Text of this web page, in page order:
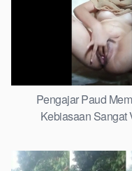
Pengajar Paud
Kebiasaan Sangat